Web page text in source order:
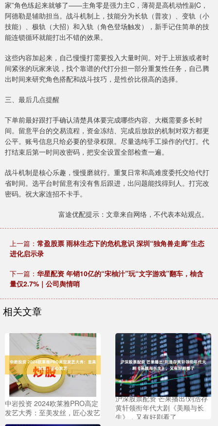
家”角色练起来就够了——主角零是强力主C，薄荷是高机动性副C，
阿德勒是辅助担当。战斗机制上，技能分为长轨（普攻）、变轨（小
技能）、极轨（大招）和入轨（角色登场触发），新手记住简单的技
能连锁循环就能打出不错的效果。
这些内容加起来，自己慢慢打需要投入大量时间。对于上班族或者时
间紧张的玩家来说，找个靠谱的代打分担一部分重复性任务，自己腾
出时间来研究角色搭配和战斗技巧，是性价比很高的选择。
三、最后几点提醒
下单前最好跟打手确认清楚具体要完成哪些内容、大概需要多长时
间。留意平台的交易流程，资金冻结、完成后放款的机制对双方都更
公平。账号信息只给必要的登录权限。尽量选纯手工操作的代打。代
打结束后第一时间改密码，把安全设置全部检查一遍。
战斗机制是核心乐趣，慢慢磨就行。重复日常和高难度委托交给代打
省时间。选平台时留意有没有售后跟进，出问题能找得到人。打完改
密码。祝大家连招不卡手。
富途优配提示：文章来自网络，不代表本站观点。
上一篇： 常盈股票 雨林生态下的危机意识 深圳“独角兽走廊”生态
进化启示录
下一篇： 华星配资 年销10亿的“宋柚汁”玩“文字游戏”翻车，柚含
量仅2.7%｜公司舆情哨
相关文章
中岩投资 2024欧莱雅PRO高定
发艺大秀：至美发丝，匠心发艺
沪深股票配资 芒果播出!刘浩存
黄轩领衔年代大剧《美顺与长
生》，又有好剧看了